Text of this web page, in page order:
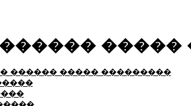
�����
������ ����� ���������